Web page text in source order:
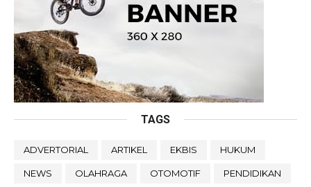
TAGS
ADVERTORIAL ARTIKEL EKBIS HUKUM
NEWS OLAHRAGA OTOMOTIF PENDIDIKAN